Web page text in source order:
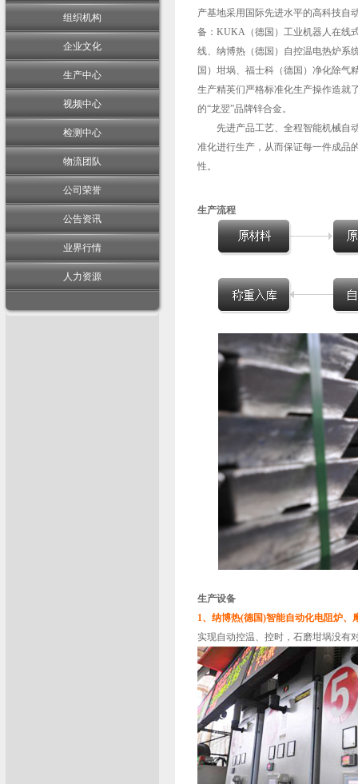
组织机构
企业文化
生产中心
视频中心
检测中心
物流团队
公司荣誉
公告资讯
业界行情
人力资源
产基地采用国际先进水平的高科技自
备：KUKA（德国）工业机器人在线
线、纳博热（德国）自控温电热炉系
国）坩埚、福士科（德国）净化除气
生产精英们严格标准化生产操作造就
的“龙翌”品牌锌合金。
先进产品工艺、全程智能机械自
准化进行生产，从而保证每一件成品
性。
生产流程
生产设备
1、纳博热(德国)智能自动化电阻炉、
实现自动控温、控时，石磨坩埚没有